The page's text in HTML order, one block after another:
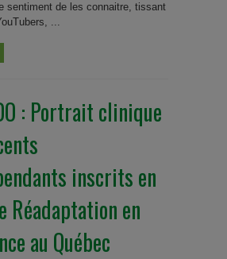
sentiment de les connaitre, tissant
...
: Portrait clinique
inscrits en
Réadaptation en
au Québec